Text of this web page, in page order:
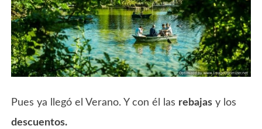
Pues ya llegó el Verano. Y con él las rebajas y los
descuentos.